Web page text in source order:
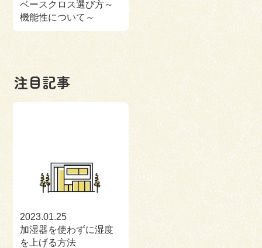
ベースクロス選び方～
機能性について～
注目記事
2023.01.25
加湿器を使わずに湿度
を上げる方法